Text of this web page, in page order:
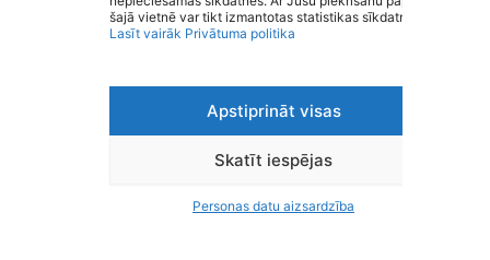
šajā vietnē var tikt izmantotas statistikas sīkdatnes.
Lasīt vairāk Privātuma politika
Apstiprināt visas
Skatīt iespējas
Personas datu aizsardzība
Privātuma politika
Personas datu aizsardzība